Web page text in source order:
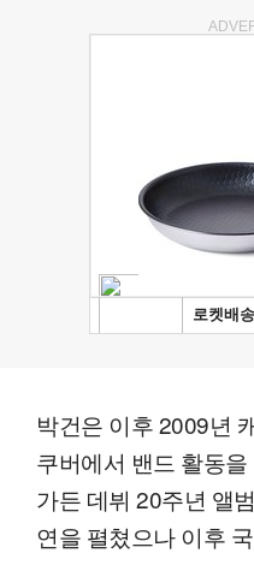
박건은 이후 2009년
쿠버에서 밴드 활동
가든 데뷔 20주년 앨
연을 펼쳤으나 이후